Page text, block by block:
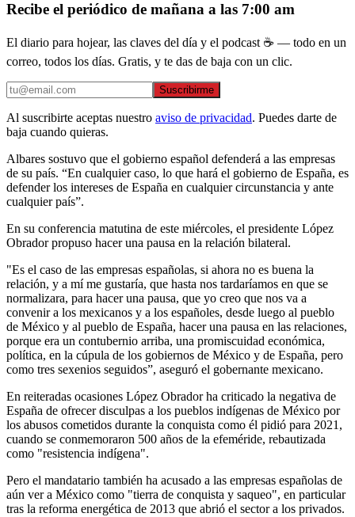
Recibe el periódico de mañana a las 7:00 am
El diario para hojear, las claves del día y el podcast ☕ — todo en un
correo, todos los días. Gratis, y te das de baja con un clic.
Suscribirme
Al suscribirte aceptas nuestro aviso de privacidad. Puedes darte de
baja cuando quieras.
Albares sostuvo que el gobierno español defenderá a las empresas
de su país. “En cualquier caso, lo que hará el gobierno de España, es
defender los intereses de España en cualquier circunstancia y ante
cualquier país”.
En su conferencia matutina de este miércoles, el presidente López
Obrador propuso hacer una pausa en la relación bilateral.
"Es el caso de las empresas españolas, si ahora no es buena la
relación, y a mí me gustaría, que hasta nos tardaríamos en que se
normalizara, para hacer una pausa, que yo creo que nos va a
convenir a los mexicanos y a los españoles, desde luego al pueblo
de México y al pueblo de España, hacer una pausa en las relaciones,
porque era un contubernio arriba, una promiscuidad económica,
política, en la cúpula de los gobiernos de México y de España, pero
como tres sexenios seguidos”, aseguró el gobernante mexicano.
En reiteradas ocasiones López Obrador ha criticado la negativa de
España de ofrecer disculpas a los pueblos indígenas de México por
los abusos cometidos durante la conquista como él pidió para 2021,
cuando se conmemoraron 500 años de la efeméride, rebautizada
como "resistencia indígena".
Pero el mandatario también ha acusado a las empresas españolas de
aún ver a México como "tierra de conquista y saqueo", en particular
tras la reforma energética de 2013 que abrió el sector a los privados.